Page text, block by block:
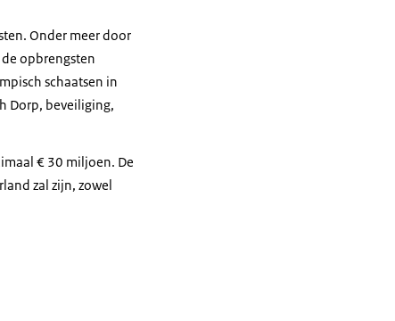
Onder meer door
opbrengsten
schaatsen in
Dorp, beveiliging,
€ 30 miljoen. De
zal zijn, zowel